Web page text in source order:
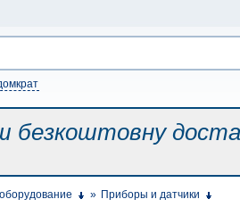
безкоштовну
» Приборы и датчики